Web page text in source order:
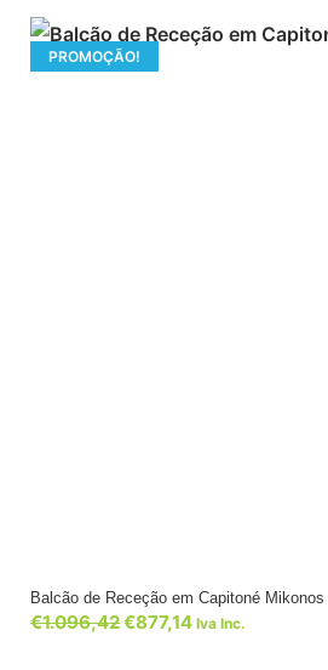
PROMOÇÃO!
Balcão de Receção em Capitoné Mikonos
€1.096,42€877,14 Iva Inc.